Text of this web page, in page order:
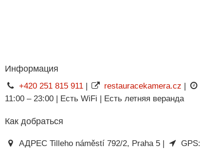
Информация
+420 251 815 911| restauracekamera.cz
11:00 – 23:00 | Есть WiFi | Есть летняя веранда
Как добраться
АДРЕС Tilleho náměstí 792/2, Praha 5 |
GPS: